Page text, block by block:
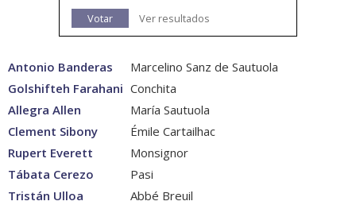
Votar
Ver resultados
Antonio Banderas
Marcelino Sanz de Sautuola
Golshifteh Farahani Conchita
Allegra Allen
María Sautuola
Clement Sibony
Émile Cartailhac
Rupert Everett
Monsignor
Tábata Cerezo
Pasi
Tristán Ulloa
Abbé Breuil